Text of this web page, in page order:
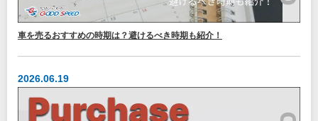
車を売るおすすめの時期は？避けるべき時期も紹介！
2026.06.19